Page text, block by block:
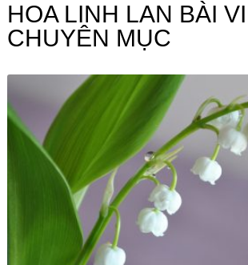
HOA LINH LAN BÀI
CHUYÊN MỤC